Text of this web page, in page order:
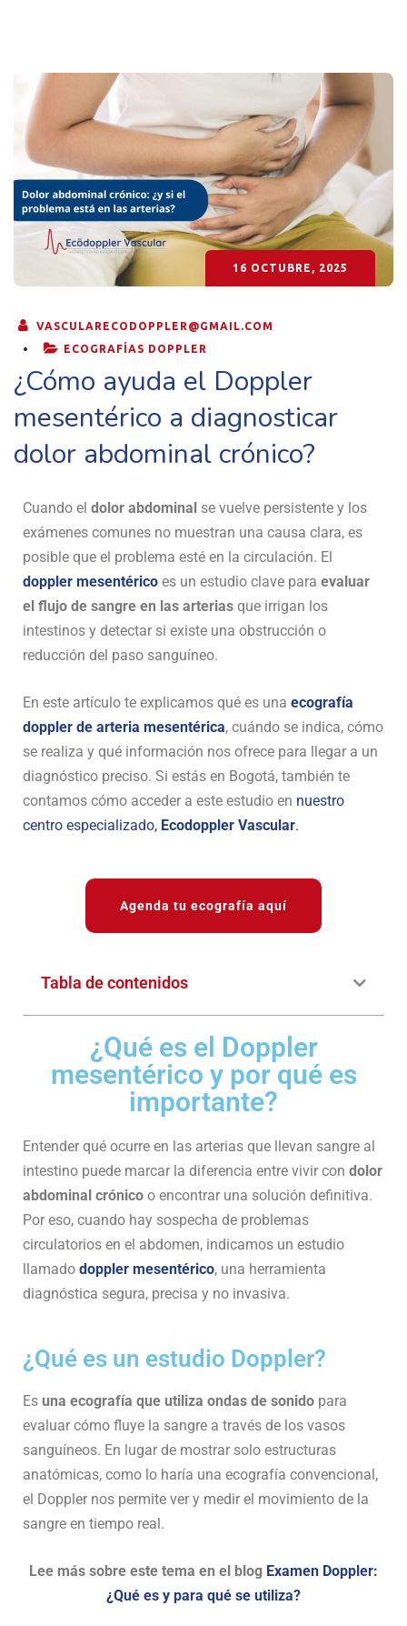
16 OCTUBRE, 2025
VASCULARECODOPPLER@GMAIL.COM
ECOGRAFÍAS DOPPLER
¿Cómo ayuda el Doppler
mesentérico a diagnosticar
dolor abdominal crónico?
Cuando el dolor abdominal se vuelve persistente y los
exámenes comunes no muestran una causa clara, es
posible que el problema esté en la circulación. El
doppler mesentérico es un estudio clave para evaluar
el flujo de sangre en las arterias que irrigan los
intestinos y detectar si existe una obstrucción o
reducción del paso sanguíneo.
En este artículo te explicamos qué es una ecografía
doppler de arteria mesentérica, cuándo se indica, cómo
se realiza y qué información nos ofrece para llegar a un
diagnóstico preciso. Si estás en Bogotá, también te
contamos cómo acceder a este estudio en nuestro
centro especializado, Ecodoppler Vascular.
Agenda tu ecografía aquí
Tabla de contenidos
¿Qué es el Doppler
mesentérico y por qué es
importante?
Entender qué ocurre en las arterias que llevan sangre al
intestino puede marcar la diferencia entre vivir con dolor
abdominal crónico o encontrar una solución definitiva.
Por eso, cuando hay sospecha de problemas
circulatorios en el abdomen, indicamos un estudio
llamado doppler mesentérico, una herramienta
diagnóstica segura, precisa y no invasiva.
¿Qué es un estudio Doppler?
Es una ecografía que utiliza ondas de sonido para
evaluar cómo fluye la sangre a través de los vasos
sanguíneos. En lugar de mostrar solo estructuras
anatómicas, como lo haría una ecografía convencional,
el Doppler nos permite ver y medir el movimiento de la
sangre en tiempo real.
Lee más sobre este tema en el blog Examen Doppler:
¿Qué es y para qué se utiliza?